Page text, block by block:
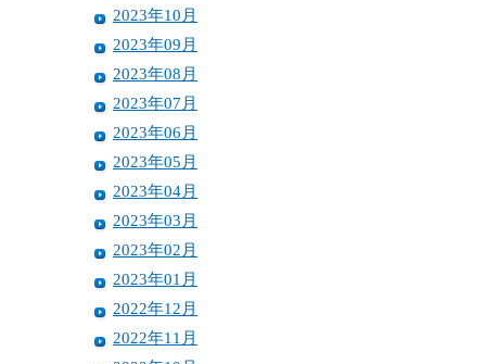
2023年10月
2023年09月
2023年08月
2023年07月
2023年06月
2023年05月
2023年04月
2023年03月
2023年02月
2023年01月
2022年12月
2022年11月